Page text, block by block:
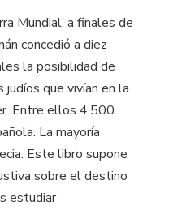
Mundial, a finales de
concedió a diez
la posibilidad de
que vivían en la
Entre ellos 4.500
La mayoría
Este libro supone
sobre el destino
estudiar